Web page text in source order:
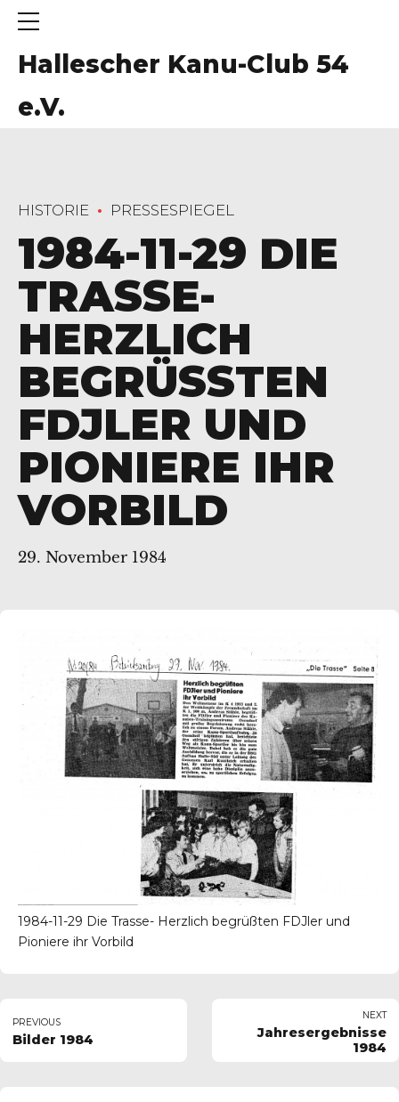
Hallescher Kanu-Club 54
e.V.
HISTORIE PRESSESPIEGEL
1984-11-29 DIE
TRASSE-
HERZLICH
BEGRÜSSTEN F
DJLER UND P
IONIERE IHR V
ORBILD
29. November 1984
1984-11-29 Die Trasse- Herzlich begrüßten FDJler und
Pioniere ihr Vorbild
PREVIOUS
Bilder 1984
NEXT
Jahresergebnisse
1984